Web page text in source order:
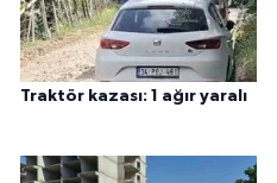
Traktör kazası: 1 ağır yaralı